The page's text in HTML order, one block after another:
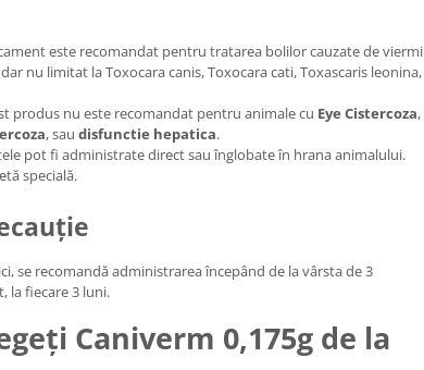
este recomandat pentru tratarea bolilor cauzate de viermi
nu limitat la Toxocara canis, Toxocara cati, Toxascaris leonina,
produs nu este recomandat pentru animale cu Eye Cistercoza,
, sau disfunctie hepatica.
pot fi administrate direct sau înglobate în hrana animalului.
specială.
se recomandă administrarea începând de la vârsta de 3
la fiecare 3 luni.
Caniverm 0,175g de la